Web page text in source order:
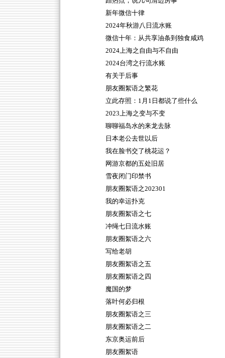
新年微信十律
2024年秋游八日流水账
微信十年：从共享油条到独食咸鸡
2024上海之自由与不自由
2024台湾之行流水账
有关于后事
朋友圈絮语之繁花
立此存照：1月1日都说了些什么
2023上海之变与不变
聊聊福岛水的来龙去脉
日本老公去世以后
我在脸书交了桃花运？
网游京都的五处旧居
雪夜闭门印禁书
朋友圈絮语之202301
我的幸运扑克
朋友圈絮语之七
冲绳七日流水账
朋友圈絮语之六
写给老胡
朋友圈絮语之五
朋友圈絮语之四
魔国的梦
落叶何必归根
朋友圈絮语之三
朋友圈絮语之二
东京奥运前后
朋友圈絮语